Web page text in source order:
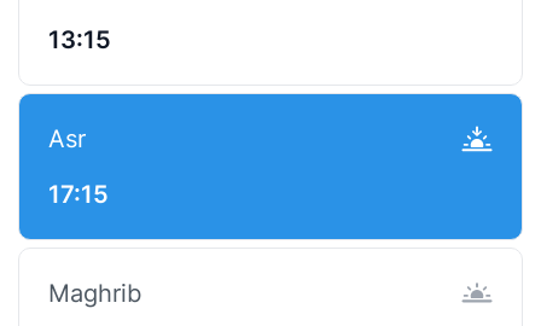
13:15
Asr
17:15
Maghrib